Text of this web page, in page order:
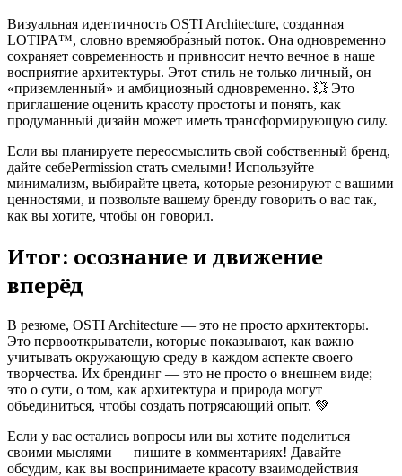
Визуальная идентичность OSTI Architecture, созданная
LOTIPA™, словно времяобра́зный поток. Она одновременно
сохраняет современность и привносит нечто вечное в наше
восприятие архитектуры. Этот стиль не только личный, он
«приземленный» и амбициозный одновременно. 💥 Это
приглашение оценить красоту простоты и понять, как
продуманный дизайн может иметь трансформирующую силу.
Если вы планируете переосмыслить свой собственный бренд,
дайте себеPermission стать смелыми! Используйте
минимализм, выбирайте цвета, которые резонируют с вашими
ценностями, и позвольте вашему бренду говорить о вас так,
как вы хотите, чтобы он говорил.
Итог: осознание и движение
вперёд
В резюме, OSTI Architecture — это не просто архитекторы.
Это первооткрыватели, которые показывают, как важно
учитывать окружающую среду в каждом аспекте своего
творчества. Их брендинг — это не просто о внешнем виде;
это о сути, о том, как архитектура и природа могут
объединиться, чтобы создать потрясающий опыт. 💚
Если у вас остались вопросы или вы хотите поделиться
своими мыслями — пишите в комментариях! Давайте
обсудим, как вы воспринимаете красоту взаимодействия